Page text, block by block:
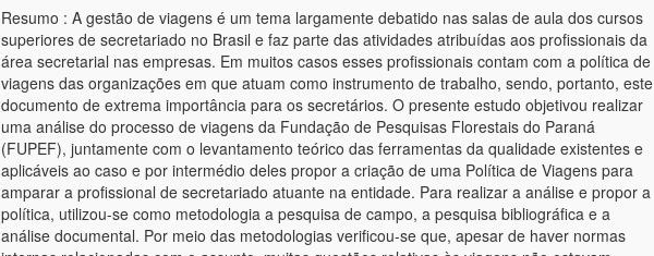
Resumo : A gestão de viagens é um tema largamente debatido nas salas de aula dos cursos
superiores de secretariado no Brasil e faz parte das atividades atribuídas aos profissionais da
área secretarial nas empresas. Em muitos casos esses profissionais contam com a política de
viagens das organizações em que atuam como instrumento de trabalho, sendo, portanto, este
documento de extrema importância para os secretários. O presente estudo objetivou realizar
uma análise do processo de viagens da Fundação de Pesquisas Florestais do Paraná
(FUPEF), juntamente com o levantamento teórico das ferramentas da qualidade existentes e
aplicáveis ao caso e por intermédio deles propor a criação de uma Política de Viagens para
amparar a profissional de secretariado atuante na entidade. Para realizar a análise e propor a
política, utilizou-se como metodologia a pesquisa de campo, a pesquisa bibliográfica e a
análise documental. Por meio das metodologias verificou-se que, apesar de haver normas